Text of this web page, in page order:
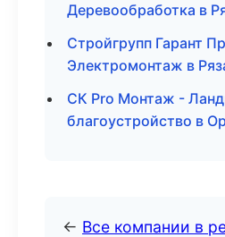
Деревообработка в
Стройгрупп Гарант
Электромонтаж в
СК Pro Монтаж -
благоустройство в
← Все компании в